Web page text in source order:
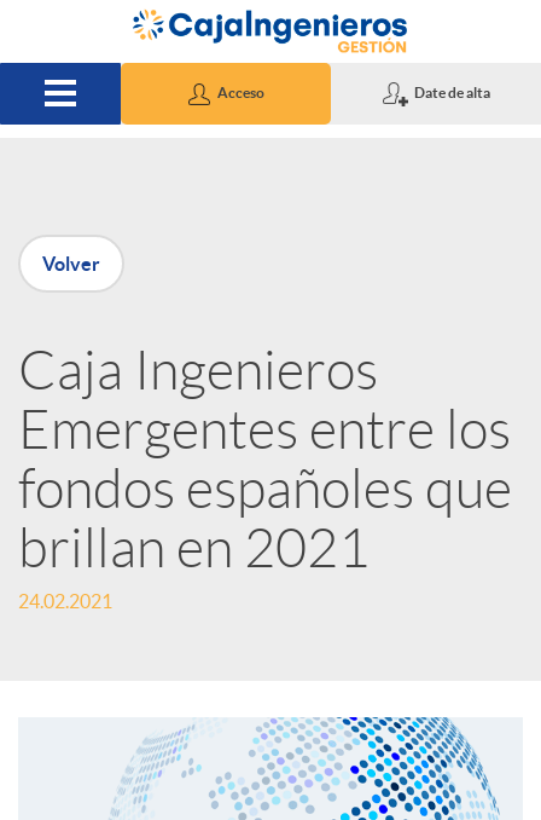
Saltar al contenido principal
Acceso Date de alta
P
u
b
l
i
c
Volver
Caja Ingenieros
Emergentes entre los
fondos españoles que
brillan en 2021
24.02.2021